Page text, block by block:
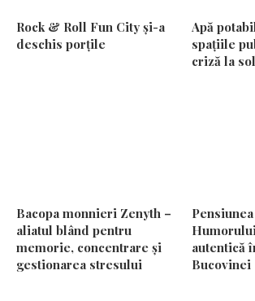
Rock & Roll Fun City și-a
deschis porțile
Apă
spațiile
criză la
Bacopa monnieri Zenyth –
aliatul blând pentru
memorie, concentrare și
gestionarea stresului
autentică
Bucovinei